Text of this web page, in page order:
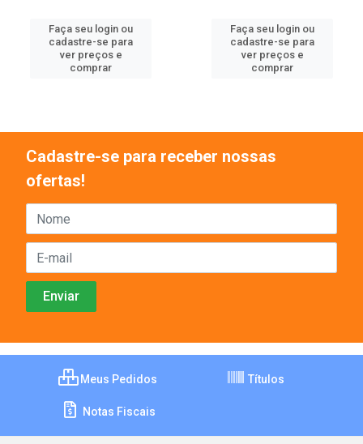
Faça seu login ou
cadastre-se para
ver preços e
comprar
Faça seu login ou
cadastre-se para
ver preços e
comprar
Cadastre-se para receber nossas
ofertas!
Meus Pedidos Títulos
Notas Fiscais